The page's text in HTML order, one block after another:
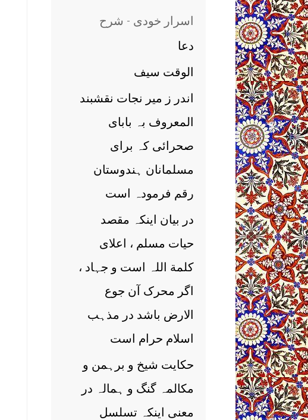
اسرار خودی - شرح
دعا
الوقت سیف
اندر ز میر نجات نقشبند
المعروف بہ بابای
صحرائی کہ برای
مسلمانان ہندوستان
رقم فرمودہ است
در بیان اینکہ مقصد
حیات مسلم ، اعلای
کلمة اللہ است و جہاد ،
اگر محرک آن جوع
الارض باشد در مذہب
اسلام حرام است
حکایت شیخ و برہمن و
مکالمہ گنگ و ہمالہ در
معنی اینکہ تسلسل